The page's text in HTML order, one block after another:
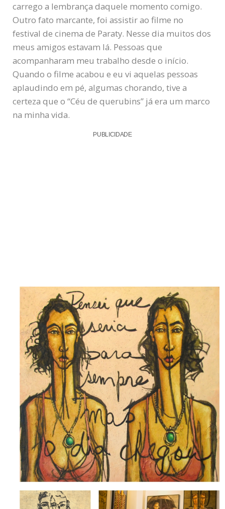
carrego a lembrança daquele momento comigo.
Outro fato marcante, foi assistir ao filme no
festival de cinema de Paraty. Nesse dia muitos dos
meus amigos estavam lá. Pessoas que
acompanharam meu trabalho desde o início.
Quando o filme acabou e eu vi aquelas pessoas
aplaudindo em pé, algumas chorando, tive a
certeza que o “Céu de querubins” já era um marco
na minha vida.
PUBLICIDADE